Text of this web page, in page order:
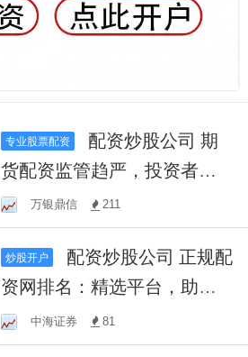
专业股票配资
货配资监管趋严，投资者需
谨慎！万银鼎信 211
炒股开户
资网排名：精选平台，助您
投资无忧
中海证券 81